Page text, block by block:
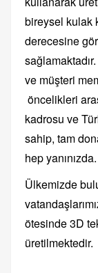
bireysel kulak
derecesine
ve müşteri
öncelikleri
kadrosu ve
sahip, tam
hep yanınızda.
Ülkemizde
ötesinde 3D
üretilmektedir.